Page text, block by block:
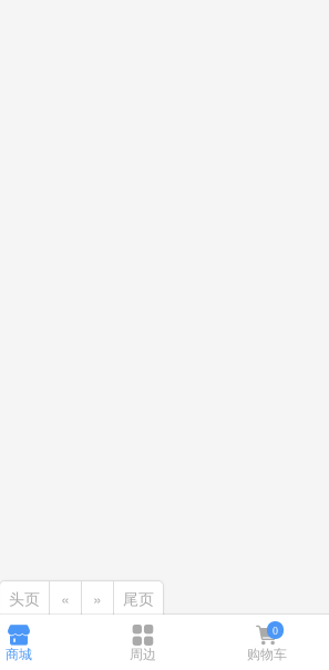
商城 周边
0
购物车
头页 « » 尾页